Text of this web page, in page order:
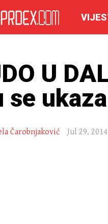
U
se
Čarobnjaković Jul 29, 2014